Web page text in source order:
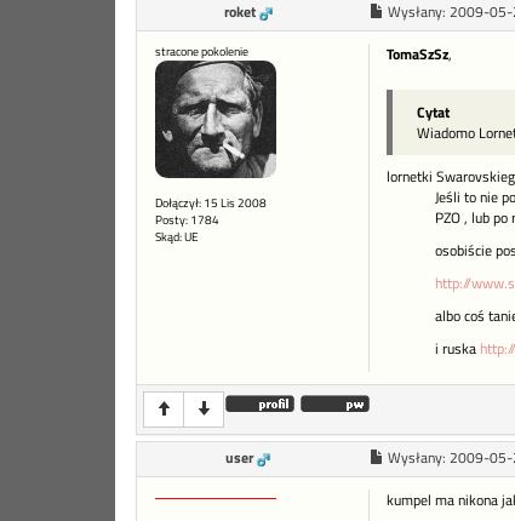
roket Wysłany: 2009-05-
stracone pokolenie
Dołączył: 15 Lis 2008
Posty: 1784
Skąd: UE
TomaSzSz,
Cytat
Wiadomo
lornetki
Jeśli to nie
PZO , lub po
osobiście
http://
albo coś
i ruska
user Wysłany: 2009-05-
kumpel ma nikona